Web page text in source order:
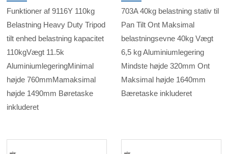
Funktioner af 9116Y 110kg
Belastning Heavy Duty Tripod
tilt enhed belastning kapacitet
110kgVægt 11.5k
AluminiumlegeringMinimal
højde 760mmMamaksimal
højde 1490mm Børetaske
inkluderet
703A 40kg belastning stativ til
Pan Tilt Ont Maksimal
belastningsevne 40kg Vægt
6,5 kg Aluminiumlegering
Mindste højde 320mm Ont
Maksimal højde 1640mm
Bæretaske inkluderet